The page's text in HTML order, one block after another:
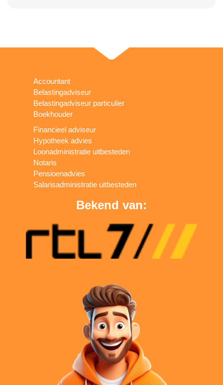
Accountant
Belastingadviseur
Belastingadviseur particulier
Boekhouder
Financieel adviseur
Hypotheek advies
Loonadministratie uitbesteden
Notaris
Pensioenadvies
Salarisadministratie uitbesteden
Bekend van: